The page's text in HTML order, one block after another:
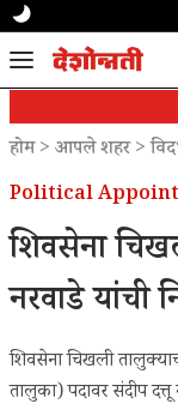
होम> आपले शहर>
Political
शिवसेना
नरवाडे यांची
शिवसेना चिखली
तालुका) पदावर संदीप